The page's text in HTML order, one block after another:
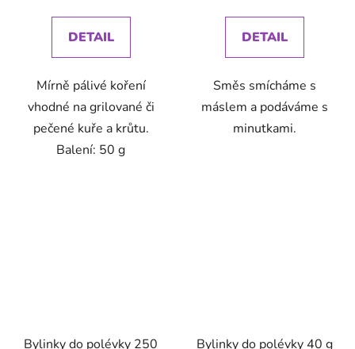
DETAIL
Mírně pálivé koření
vhodné na grilované či
pečené kuře a krůtu.
Balení: 50 g
DETAIL
Směs smícháme s
máslem a podáváme s
minutkami.
Bylinky do polévky 250
Bylinky do polévky 40 g